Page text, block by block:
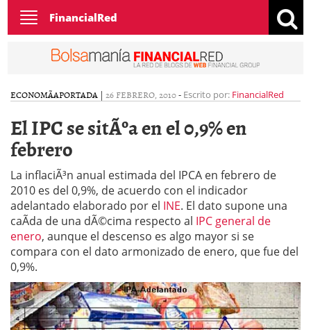
Toggle
navigation
FinancialRed
ECONOMÃ­APORTADA | 26 FEBRERO, 2010- Escrito por: FinancialRed
El IPC se sitÃºa en el 0,9% en
febrero
La inflaciÃ³n anual estimada del IPCA en febrero de
2010 es del 0,9%, de acuerdo con el indicador
adelantado elaborado por el INE. El dato supone una
caÃ­da de una dÃ©cima respecto al IPC general de
enero, aunque el descenso es algo mayor si se
compara con el dato armonizado de enero, que fue del
0,9%.